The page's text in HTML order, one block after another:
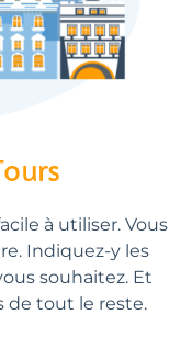
à utiliser. Vous
Indiquez-y les
souhaitez. Et
de tout le reste.